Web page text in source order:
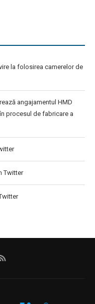
la folosirea camerelor de
angajamentul HMD
procesul de fabricare a
Twitter